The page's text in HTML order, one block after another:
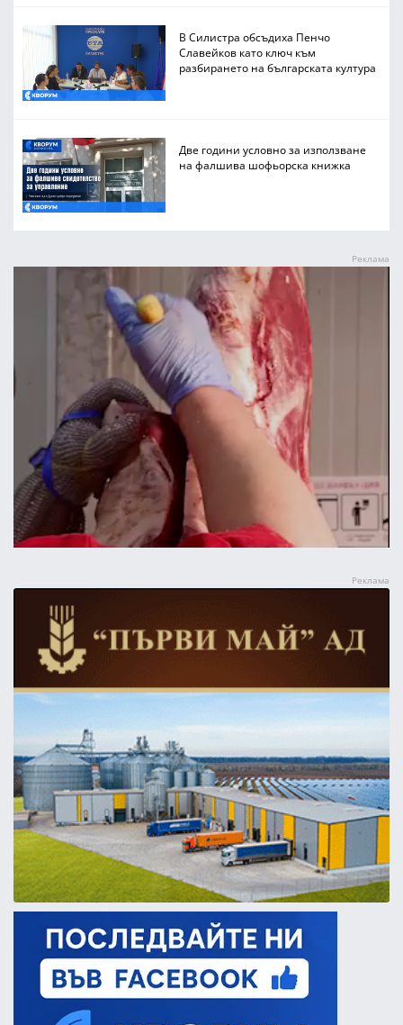
В Силистра обсъдиха Пенчо
Славейков като ключ към
разбирането на българската култура
Две години условно за използване
на фалшива шофьорска книжка